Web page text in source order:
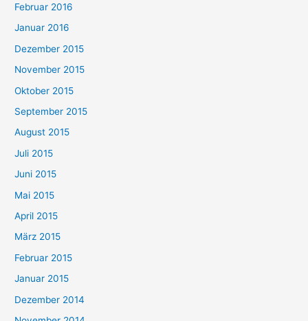
Februar 2016
Januar 2016
Dezember 2015
November 2015
Oktober 2015
September 2015
August 2015
Juli 2015
Juni 2015
Mai 2015
April 2015
März 2015
Februar 2015
Januar 2015
Dezember 2014